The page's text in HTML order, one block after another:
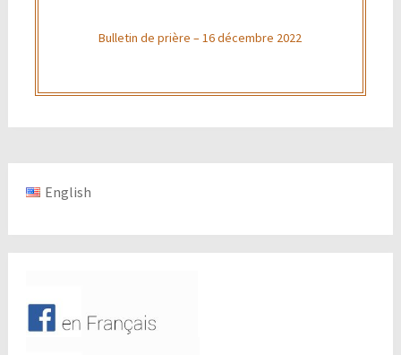
Bulletin de prière – 16 décembre 2022
English